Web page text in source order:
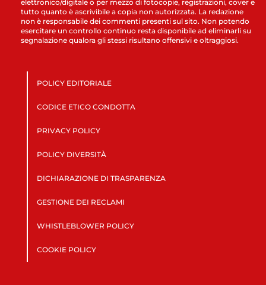
elettronico/digitale o per mezzo di fotocopie, registrazioni, cover e
tutto quanto è ascrivibile a copia non autorizzata. La redazione
non è responsabile dei commenti presenti sul sito. Non potendo
esercitare un controllo continuo resta disponibile ad eliminarli su
segnalazione qualora gli stessi risultano offensivi e oltraggiosi.
POLICY EDITORIALE
CODICE ETICO CONDOTTA
PRIVACY POLICY
POLICY DIVERSITÀ
DICHIARAZIONE DI TRASPARENZA
GESTIONE DEI RECLAMI
WHISTLEBLOWER POLICY
COOKIE POLICY